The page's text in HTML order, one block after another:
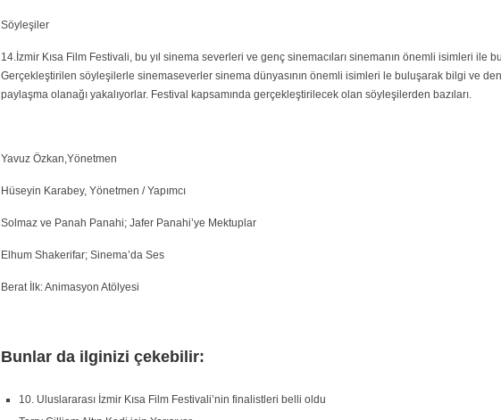
Söyleşiler
14.İzmir Kısa Film Festivali, bu yıl sinema severleri ve genç sinemacıları sinemanın önemli isimleri ile
Gerçekleştirilen söyleşilerle sinemaseverler sinema dünyasının önemli isimleri le buluşarak bilgi ve
paylaşma olanağı yakalıyorlar. Festival kapsamında gerçekleştirilecek olan söyleşilerden bazıları.
Yavuz Özkan,Yönetmen
Hüseyin Karabey, Yönetmen / Yapımcı
Solmaz ve Panah Panahi; Jafer Panahi’ye Mektuplar
Elhum Shakerifar; Sinema’da Ses
Berat İlk: Animasyon Atölyesi
Bunlar da ilginizi çekebilir:
10. Uluslararası İzmir Kısa Film Festivali’nin finalistleri belli oldu